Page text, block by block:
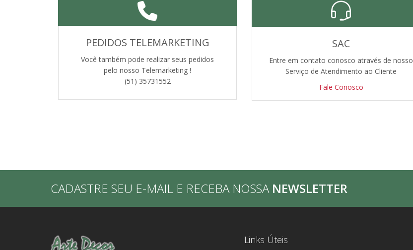
PEDIDOS TELEMARKETING
Você também pode realizar seus pedidos
pelo nosso Telemarketing !
(51) 35731552
SAC
Entre em contato conosco através de nosso
Serviço de Atendimento ao Cliente
Fale Conosco
CADASTRE SEU E-MAIL E RECEBA NOSSA NEWSLETTER
Links Úteis